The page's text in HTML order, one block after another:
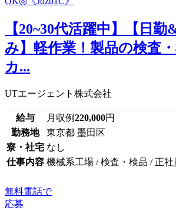
【20~30代活躍中】【日
み】軽作業！製品の検査
カ...
UTエージェント株式会社
給与 月収例220,000円
勤務地
東京都 墨田区
寮・社宅 なし
仕事内容 機械系工場 / 検査・検品 / 正社
無料電話で
応募